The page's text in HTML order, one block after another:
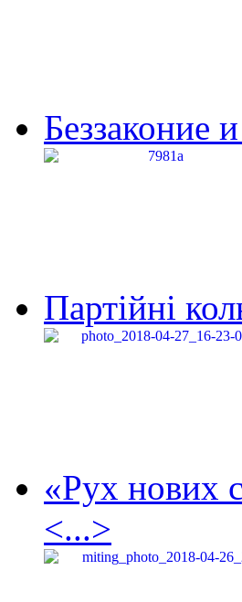
Беззаконие
Партійні
«Рух нових
<...>